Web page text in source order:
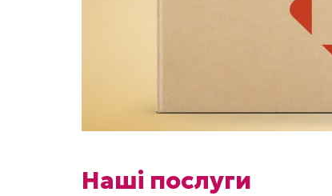
Наші послуги